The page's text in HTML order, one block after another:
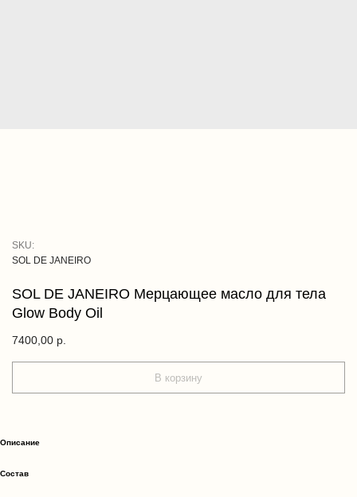
SOL DE JANEIRO Мерцающее масло для тела
Glow Body Oil
SOL DE JANEIRO
SKU:
7400,00 р.
В корзину
Описание
Состав